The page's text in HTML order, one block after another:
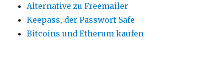
Alternative zu Freemailer
Keepass, der Passwort Safe
Bitcoins und Etherum kaufen